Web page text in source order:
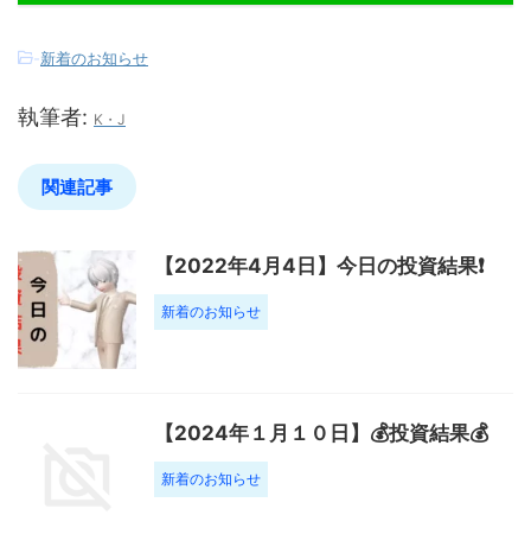
-新着のお知らせ
執筆者: K・J
関連記事
【2022年4月4日】今日の投資結果❗️
新着のお知らせ
【2024年１月１０日】💰投資結果💰
新着のお知らせ